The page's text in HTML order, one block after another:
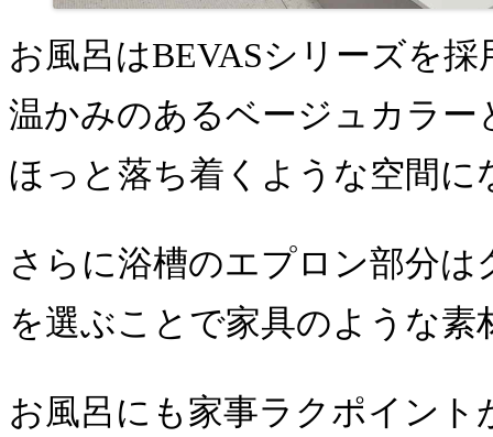
お風呂はBEVASシリーズを
温かみのあるベージュカラー
ほっと落ち着くような空間に
さらに浴槽のエプロン部分は
を選ぶことで家具のような素
お風呂にも家事ラクポイント